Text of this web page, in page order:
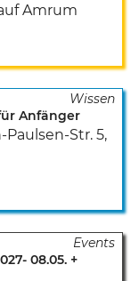
Amrum
Anfänger
Paulsen-Str. 5,
08.05. +